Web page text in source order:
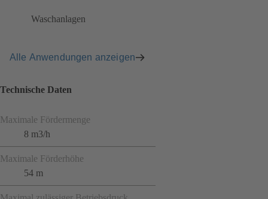
Waschanlagen
Alle Anwendungen anzeigen
Technische Daten
Maximale Fördermenge
8 m3/h
Maximale Förderhöhe
54 m